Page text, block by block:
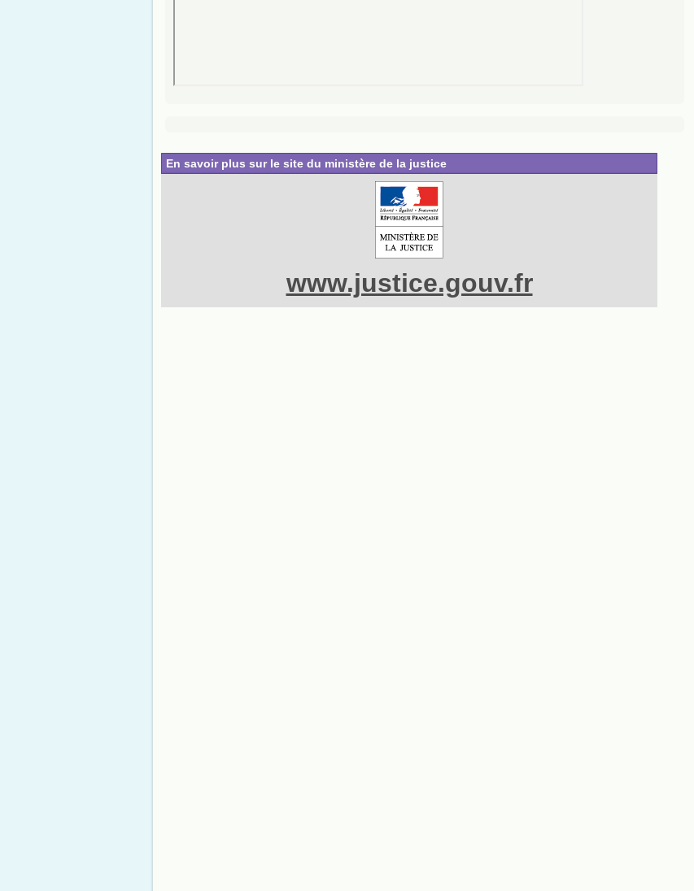
En savoir plus sur le site du ministère de la justice
www.justice.gouv.fr